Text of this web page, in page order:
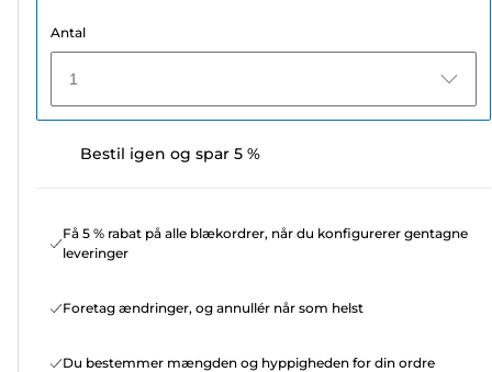
Antal
1
Bestil igen og spar 5 %
Få 5 % rabat på alle blækordrer, når du konfigurerer gentagne
leveringer
Foretag ændringer, og annullér når som helst
Du bestemmer mængden og hyppigheden for din ordre